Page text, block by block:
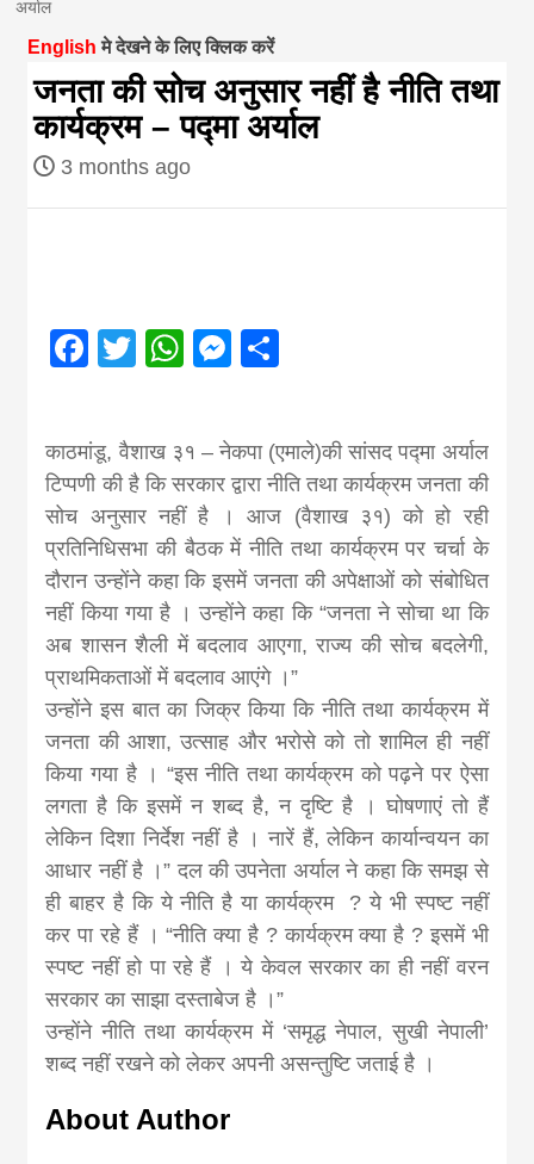
magazine of
Nepal brings
news in hindi
news,
khabar
अर्याल
English मे देखने के लिए क्लिक करें
जनता की सोच अनुसार नहीं है नीति तथा
कार्यक्रम – पद्मा अर्याल
3 months ago
Facebook
Twitter
WhatsApp
Messenger
काठमांडू, वैशाख ३१ – नेकपा (एमाले)की सांसद पद्मा अर्याल
टिप्पणी की है कि सरकार द्वारा नीति तथा कार्यक्रम जनता की
सोच अनुसार नहीं है । आज (वैशाख ३१) को हो रही
प्रतिनिधिसभा की बैठक में नीति तथा कार्यक्रम पर चर्चा के
दौरान उन्होंने कहा कि इसमें जनता की अपेक्षाओं को संबोधित
नहीं किया गया है । उन्होंने कहा कि “जनता ने सोचा था कि
अब शासन शैली में बदलाव आएगा, राज्य की सोच बदलेगी,
प्राथमिकताओं में बदलाव आएंगे ।”
उन्होंने इस बात का जिक्र किया कि नीति तथा कार्यक्रम में
जनता की आशा, उत्साह और भरोसे को तो शामिल ही नहीं
किया गया है । “इस नीति तथा कार्यक्रम को पढ़ने पर ऐसा
लगता है कि इसमें न शब्द है, न दृष्टि है । घोषणाएं तो हैं
लेकिन दिशा निर्देश नहीं है । नारें हैं, लेकिन कार्यान्वयन का
आधार नहीं है ।” दल की उपनेता अर्याल ने कहा कि समझ से
ही बाहर है कि ये नीति है या कार्यक्रम ? ये भी स्पष्ट नहीं
कर पा रहे हैं । “नीति क्या है ? कार्यक्रम क्या है ? इसमें भी
स्पष्ट नहीं हो पा रहे हैं । ये केवल सरकार का ही नहीं वरन
सरकार का साझा दस्ताबेज है ।”
उन्होंने नीति तथा कार्यक्रम में ‘समृद्ध नेपाल, सुखी नेपाली’
शब्द नहीं रखने को लेकर अपनी असन्तुष्टि जताई है ।
About Author